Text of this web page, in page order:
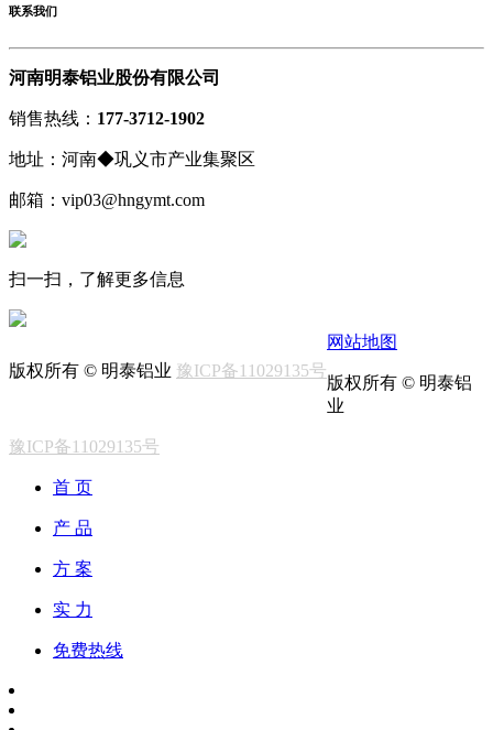
联系我们
河南明泰铝业股份有限公司
销售热线： 177-3712-1902
地址：河南◆巩义市产业集聚区
邮箱：vip03@hngymt.com
扫一扫，了解更多信息
版权所有 © 明泰铝业 豫ICP备11029135号
网站地图
版权所有 © 明泰铝
业
豫ICP备11029135号
首 页
产 品
方 案
实 力
免费热线